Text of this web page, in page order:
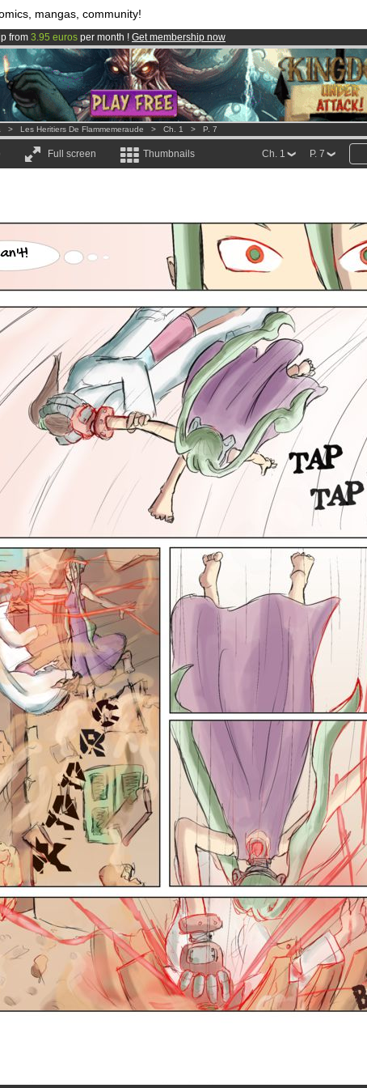
mangas, community!
from 3.95 euros per month ! Get membership now
and 1208comics & mangas!.
now LIVE!.
> Les Heritiers De Flammemeraude > Ch. 1 > P. 7
Full screen Thumbnails P. 7
Ch. 1